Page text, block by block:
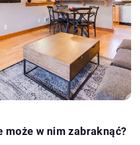
w nim zabraknąć?